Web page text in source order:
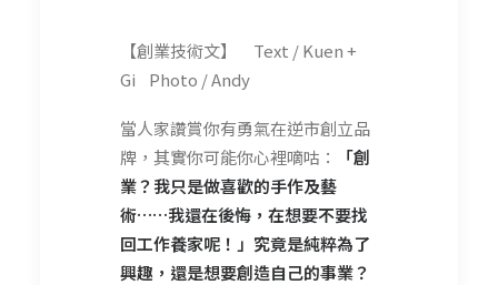
【創業技術文】 Text / Kuen +
Gi Photo / Andy
當人家讚賞你有勇氣在逆市創立品
牌，其實你可能你心裡嘀咕：
「創
業？我只是做喜歡的手作及藝
術……我還在後悔，在想要不要找
回工作養家呢！」究竟是純粹為了
興趣，還是想要創造自己的事業？